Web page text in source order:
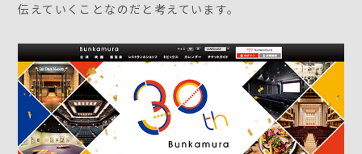
伝えていくことなのだと考えています。